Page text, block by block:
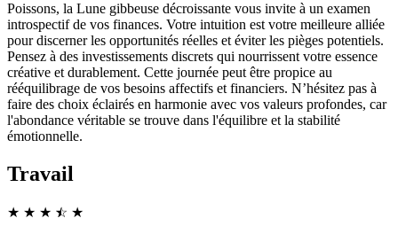
Poissons, la Lune gibbeuse décroissante vous invite à un examen
introspectif de vos finances. Votre intuition est votre meilleure alliée
pour discerner les opportunités réelles et éviter les pièges potentiels.
Pensez à des investissements discrets qui nourrissent votre essence
créative et durablement. Cette journée peut être propice au
rééquilibrage de vos besoins affectifs et financiers. N’hésitez pas à
faire des choix éclairés en harmonie avec vos valeurs profondes, car
l'abondance véritable se trouve dans l'équilibre et la stabilité
émotionnelle.
Travail
★ ★ ★ ☆
★ ★